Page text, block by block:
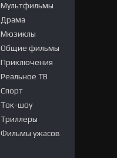
Мультфильмы
Драма
Мюзиклы
Общие фильмы
Приключения
Реальное ТВ
Спорт
Ток-шоу
Триллеры
Фильмы ужасов